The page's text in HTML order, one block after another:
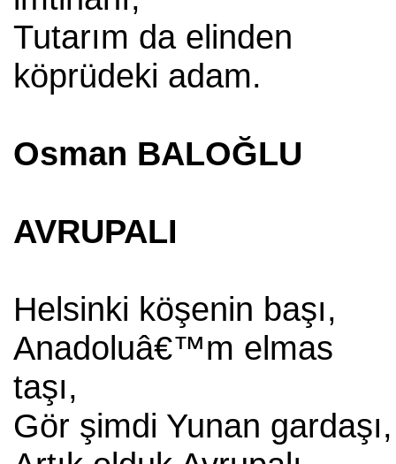
Tutarım da elinden
köprüdeki adam.
Osman BALOĞLU
AVRUPALI
Helsinki köşenin başı,
Anadoluâ€™m elmas
taşı,
Gör şimdi Yunan gardaşı,